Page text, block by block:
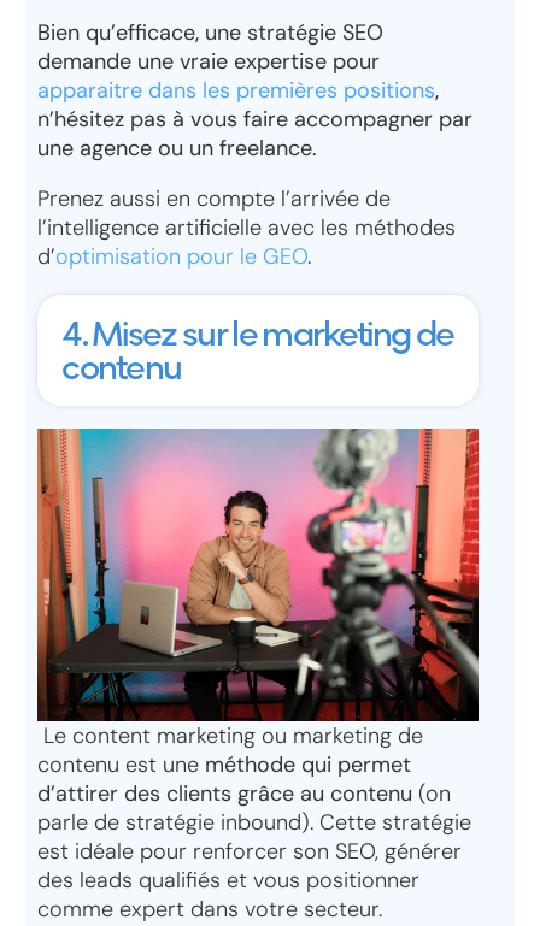
Bien qu’efficace, une stratégie SEO
demande une vraie expertise pour
apparaitre dans les premières positions,
n’hésitez pas à vous faire accompagner par
une agence ou un freelance.
Prenez aussi en compte l’arrivée de
l’intelligence artificielle avec les méthodes
d’optimisation pour le GEO.
4. Misez sur le marketing de
contenu
Le content marketing ou marketing de
contenu est une méthode qui permet
d’attirer des clients grâce au contenu (on
parle de stratégie inbound). Cette stratégie
est idéale pour renforcer son SEO, générer
des leads qualifiés et vous positionner
comme expert dans votre secteur.